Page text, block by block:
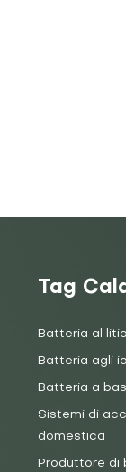
Tag
Batteria al
Batteria agli
Batteria a
Sistemi di
domestica
Produttore di